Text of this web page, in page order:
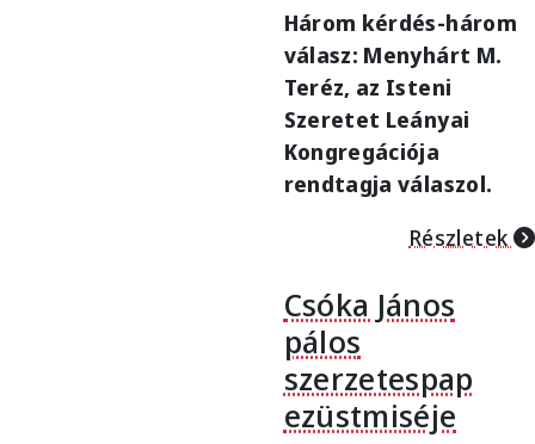
Három kérdés-három
válasz: Menyhárt M.
Teréz, az Isteni
Szeretet Leányai
Kongregációja
rendtagja válaszol.
Részletek
Csóka János
pálos
szerzetespap
ezüstmiséje